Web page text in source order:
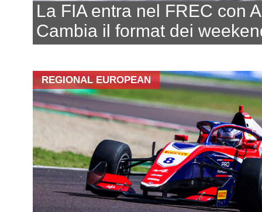
La FIA entra nel FREC con
Cambia il format dei
REGIONAL EUROPEAN